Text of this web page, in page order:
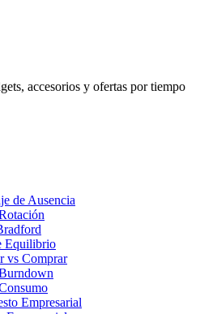
accesorios y ofertas por tiempo
de Ausencia
Equilibrio
vs Comprar
Empresarial